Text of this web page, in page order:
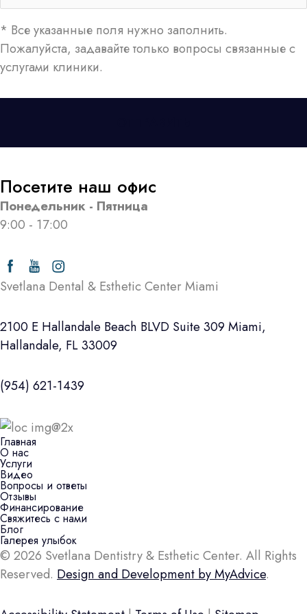
* Все указанные поля нужно заполнить.
Пожалуйста, задавайте только вопросы связанные с
услугами клиники.
Посетите наш офис
Понедельник - Пятница
9:00 - 17:00
Svetlana Dental & Esthetic Center Miami
2100 E Hallandale Beach BLVD Suite 309 Miami,
Hallandale, FL 33009
(954) 621-1439
Главная
О нас
Услуги
Видео
Вопросы и ответы
Отзывы
Финансирование
Свяжитесь с нами
Блог
Галерея улыбок
© 2026 Svetlana Dentistry & Esthetic Center. All Rights
Reserved. Design and Development by MyAdvice.